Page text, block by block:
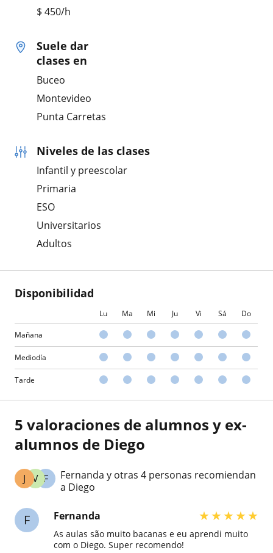
$ 450/h
Suele dar
clases en
Buceo
Montevideo
Punta Carretas
Niveles de las clases
Infantil y preescolar
Primaria
ESO
Universitarios
Adultos
Disponibilidad
Lu Ma Mi Ju Vi Sá Do
Mañana
Mediodía
Tarde
5 valoraciones de alumnos y ex-
alumnos de Diego
F
V
J
Fernanda y otras 4 personas recomiendan
a Diego
F Fernanda ★★★★★
As aulas são muito bacanas e eu aprendi muito
com o Diego. Super recomendo!